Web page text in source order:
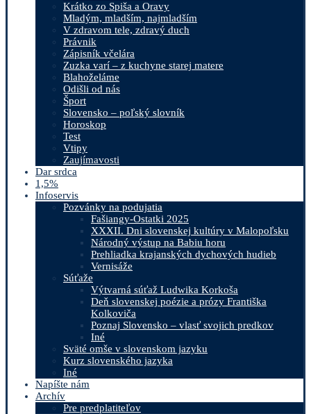
Krátko zo Spiša a Oravy
Mladým, mladším, najmladším
V zdravom tele, zdravý duch
Právnik
Zápisník včelára
Zuzka varí – z kuchyne starej matere
Blahoželáme
Odišli od nás
Šport
Slovensko – poľský slovník
Horoskop
Test
Vtipy
Zaujímavosti
Dar srdca
1,5%
Infoservis
Pozvánky na podujatia
Fašiangy-Ostatki 2025
XXXII. Dni slovenskej kultúry v Malopoľsku
Národný výstup na Babiu horu
Prehliadka krajanských dychových hudieb
Vernisáže
Súťaže
Výtvarná súťaž Ludwika Korkoša
Deň slovenskej poézie a prózy Františka
Kolkoviča
Poznaj Slovensko – vlasť svojich predkov
Iné
Sväté omše v slovenskom jazyku
Kurz slovenského jazyka
Iné
Napíšte nám
Archív
Pre predplatiteľov